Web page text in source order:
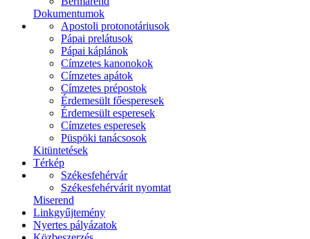
Dokumentumok
Apostoli protonotáriusok
Pápai prelátusok
Pápai káplánok
Címzetes kanonokok
Címzetes apátok
Címzetes prépostok
Érdemesült főesperesek
Érdemesült esperesek
Címzetes esperesek
Püspöki tanácsosok
Kitüntetések
Térkép
Székesfehérvár
Székesfehérvárit nyomtat
Miserend
Linkgyűjtemény
Nyertes pályázatok